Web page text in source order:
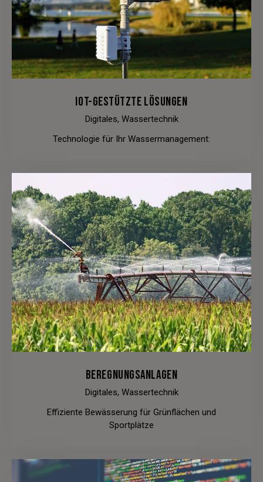
IOT-GESTÜTZTE LÖSUNGEN
Digitales, Wassertechnik
Technologie für Ihr Wassermanagement:
BEREGNUNGSANLAGEN
Digitales, Wassertechnik
Effiziente Bewässerung für Grünflächen und
Sportplätze